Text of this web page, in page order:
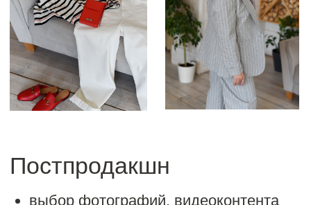
организация работы фотографа,
модели, визажиста, стилиста
Продакшн